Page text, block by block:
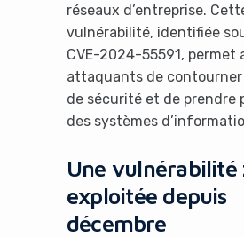
réseaux d’entreprise.
vulnérabilité, identifiée
CVE-2024-55591, permet
attaquants de
de sécurité et de prendre
des systèmes
Une vulnérabilité
exploitée depuis
décembre